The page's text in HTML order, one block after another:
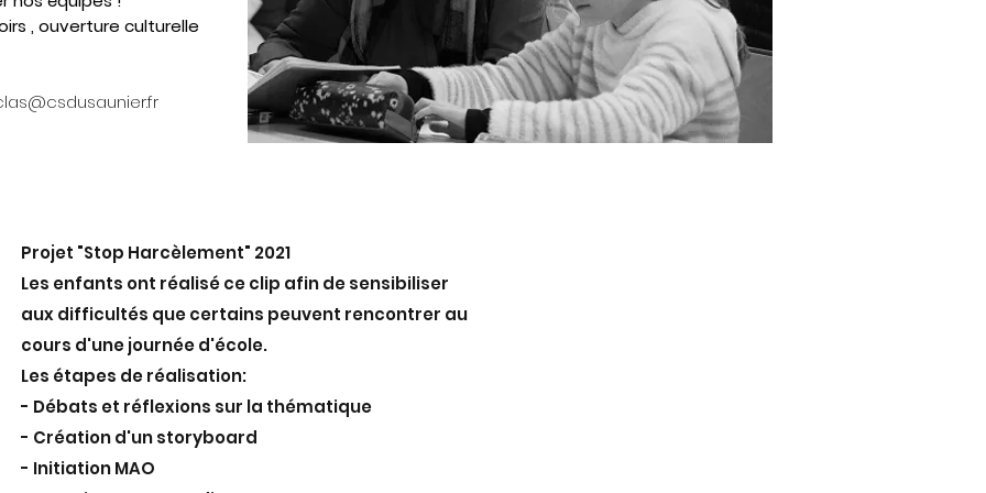
, ouverture culturelle
Projet "Stop Harcèlement" 2021
Les enfants ont réalisé ce clip afin de sensibiliser
aux difficultés que certains peuvent rencontrer au
cours d'une journée d'école.
Les étapes de réalisation:
- Débats et réflexions sur la thématique
- Création d'un storyboard
- Initiation MAO